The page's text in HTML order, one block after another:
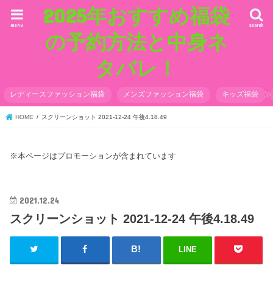
2025年おすすめ福袋
の予約方法と中身ネ
タバレ！
search
menu
レディースファッション福袋 メンズファッション福袋 キッズ福袋
HOME スクリーンショット 2021-12-24 午後4.18.49
※本ページはプロモーションが含まれています
2021.12.24
スクリーンショット 2021-12-24 午後4.18.49
LINE